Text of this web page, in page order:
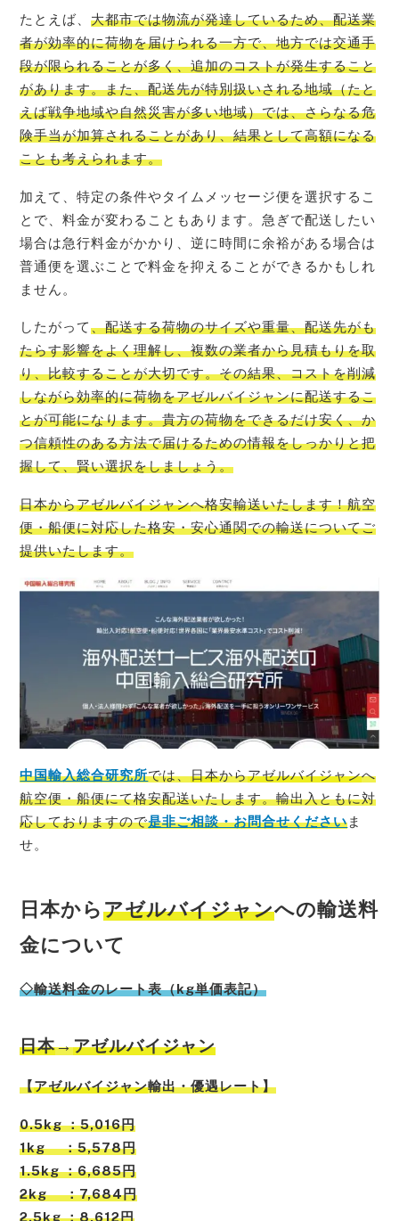
たとえば、大都市では物流が発達しているため、配送業
者が効率的に荷物を届けられる一方で、地方では交通手
段が限られることが多く、追加のコストが発生すること
があります。また、配送先が特別扱いされる地域（たと
えば戦争地域や自然災害が多い地域）では、さらなる危
険手当が加算されることがあり、結果として高額になる
ことも考えられます。
加えて、特定の条件やタイムメッセージ便を選択するこ
とで、料金が変わることもあります。急ぎで配送したい
場合は急行料金がかかり、逆に時間に余裕がある場合は
普通便を選ぶことで料金を抑えることができるかもしれ
ません。
したがって、配送する荷物のサイズや重量、配送先がも
たらす影響をよく理解し、複数の業者から見積もりを取
り、比較することが大切です。その結果、コストを削減
しながら効率的に荷物をアゼルバイジャンに配送するこ
とが可能になります。貴方の荷物をできるだけ安く、か
つ信頼性のある方法で届けるための情報をしっかりと把
握して、賢い選択をしましょう。
日本からアゼルバイジャンへ格安輸送いたします！航空
便・船便に対応した格安・安心通関での輸送についてご
提供いたします。
中国輸入総合研究所では、日本からアゼルバイジャンへ
航空便・船便にて格安配送いたします。輸出入ともに対
応しておりますので是非ご相談・お問合せくださいま
せ。
日本からアゼルバイジャンへの輸送料
金について
◇輸送料金のレート表（kg単価表記）
日本→アゼルバイジャン
【アゼルバイジャン輸出・優遇レート】
0.5kg ：5,016円
1kg ：5,578円
1.5kg ：6,685円
2kg ：7,684円
2.5kg ：8,612円